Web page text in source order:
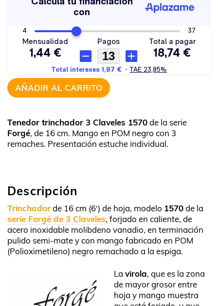
AÑADIR AL CARRITO
Tenedor trinchador 3 Claveles 1570de la serie
Forgé, de 16 cm. Mango en POM negro con 3
remaches. Presentación estuche individual.
Descripción
Trinchadorde 16 cm (6′) de hoja, modelo 1570de la
serie Forgé de 3 Claveles, forjado en caliente, de
acero inoxidable molibdeno vanadio, en terminación
pulido semi-mate y con mango fabricado en POM
(Polioximetileno) negro remachado a la espiga.
La virola, que es la zona
de mayor grosor entre
hoja y mango muestra